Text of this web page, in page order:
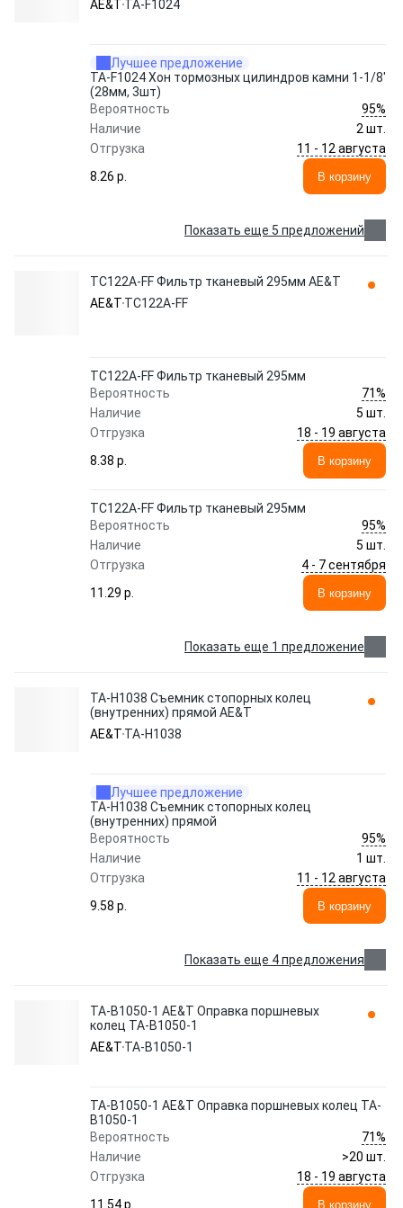
AE&T TA-F1024
Лучшее предложение
TA-F1024 Хон тормозных цилиндров камни 1-1/8'
(28мм, 3шт)
Вероятность
95%
Наличие
2 шт.
Отгрузка
11 - 12 августа
8.26 p.
В корзину
Показать еще 5 предложений
TC122A-FF Фильтр тканевый 295мм AE&T
AE&T TC122A-FF
TC122A-FF Фильтр тканевый 295мм
Вероятность
71%
Наличие
5 шт.
Отгрузка
18 - 19 августа
8.38 p.
В корзину
TC122A-FF Фильтр тканевый 295мм
Вероятность
95%
Наличие
5 шт.
Отгрузка
4 - 7 сентября
11.29 p.
В корзину
Показать еще 1 предложение
TA-H1038 Съемник стопорных колец
(внутренних) прямой AE&T
AE&T TA-H1038
Лучшее предложение
TA-H1038 Съемник стопорных колец
(внутренних) прямой
Вероятность
95%
Наличие
1 шт.
Отгрузка
11 - 12 августа
9.58 p.
В корзину
Показать еще 4 предложения
TA-B1050-1 AE&T Оправка поршневых
колец TA-B1050-1
AE&T TA-B1050-1
TA-B1050-1 AE&T Оправка поршневых колец TA-
B1050-1
Вероятность
71%
Наличие
>20 шт.
Отгрузка
18 - 19 августа
11.54 p.
В корзину